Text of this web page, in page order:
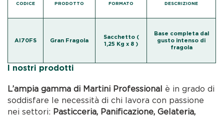
CODICE PRODOTTO
AI70FS Gran Fragola
FORMATO DESCRIZIONE
Sacchetto (
1,25 Kg x 8 )
Base completa dal
gusto intenso di
fragola
I nostri prodotti
L’ampia gamma di Martini Professional è in grado di
soddisfare le necessità di chi lavora con passione
nei settori: Pasticceria, Panificazione, Gelateria,